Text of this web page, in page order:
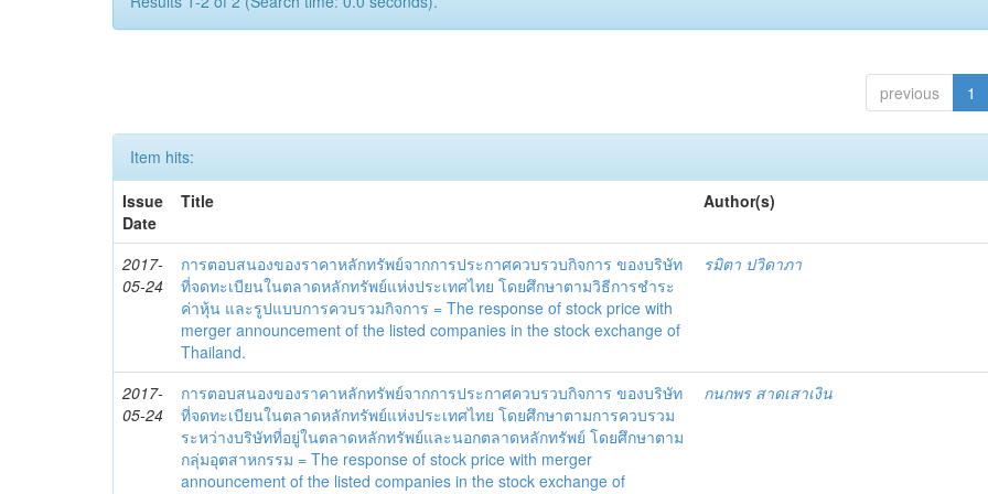
previous 1
Item hits:
Issue
Date
Title Author(s)
2017-
05-24
การตอบสนองของราคาหลักทรัพย์จากการประกาศควบรวบกิจการ ของบริษัท
ที่จดทะเบียนในตลาดหลักทรัพย์แห่งประเทศไทย โดยศึกษาตามวิธีการชำระ
ค่าหุ้น และรูปแบบการควบรวมกิจการ = The response of stock price with
merger announcement of the listed companies in the stock exchange of
Thailand.
รมิตา ปวิดาภา
2017-
05-24
การตอบสนองของราคาหลักทรัพย์จากการประกาศควบรวบกิจการ ของบริษัท
ที่จดทะเบียนในตลาดหลักทรัพย์แห่งประเทศไทย โดยศึกษาตามการควบรวม
ระหว่างบริษัทที่อยู่ในตลาดหลักทรัพย์และนอกตลาดหลักทรัพย์ โดยศึกษาตาม
กลุ่มอุตสาหกรรม = The response of stock price with merger
announcement of the listed companies in the stock exchange of
กนกพร สาดเสาเงิน